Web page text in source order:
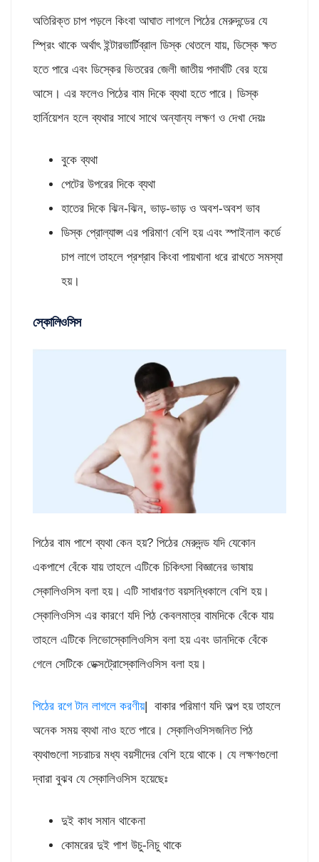
অতিরিক্ত চাপ পড়লে কিংবা আঘাত লাগলে পিঠের মেরুদন্ডের যে
স্প্রিং থাকে অর্থাৎ ইন্টারভার্টিব্রাল ডিস্ক থেতলে যায়, ডিস্কে ক্ষত
হতে পারে এবং ডিস্কের ভিতরের জেলী জাতীয় পদার্থটি বের হয়ে
আসে। এর ফলেও পিঠের বাম দিকে ব্যথা হতে পারে। ডিস্ক
হার্নিয়েশন হলে ব্যথার সাথে সাথে অন্যান্য লক্ষণ ও দেখা দেয়ঃ
বুকে ব্যথা
পেটের উপরের দিকে ব্যথা
হাতের দিকে ঝিন-ঝিন, ভাড়-ভাড় ও অবশ-অবশ ভাব
ডিস্ক প্রোল্যাপ্স এর পরিমাণ বেশি হয় এবং স্পাইনাল কর্ডে
চাপ লাগে তাহলে প্রশ্রাব কিংবা পায়খানা ধরে রাখতে সমস্যা
হয়।
স্কোলিওসিস
পিঠের বাম পাশে ব্যথা কেন হয়? পিঠের মেরুদন্ড যদি যেকোন
একপাশে বেঁকে যায় তাহলে এটিকে চিকিৎসা বিজ্ঞানের ভাষায়
স্কোলিওসিস বলা হয়। এটি সাধারণত বয়সন্ধিকালে বেশি হয়।
স্কোলিওসিস এর কারণে যদি পিঠ কেবলমাত্র বামদিকে বেঁকে যায়
তাহলে এটিকে লিভোস্কোলিওসিস বলা হয় এবং ডানদিকে বেঁকে
গেলে সেটিকে ডেক্সট্রোস্কোলিওসিস বলা হয়।
পিঠের রগে টান লাগলে করণীয়| বাকার পরিমাণ যদি অল্প হয় তাহলে
অনেক সময় ব্যথা নাও হতে পারে। স্কোলিওসিসজনিত পিঠ
ব্যথাগুলো সচরাচর মধ্য বয়সীদের বেশি হয়ে থাকে। যে লক্ষণগুলো
দ্বারা বুঝব যে স্কোলিওসিস হয়েছেঃ
দুই কাধ সমান থাকেনা
কোমরের দুই পাশ উচু-নিচু থাকে